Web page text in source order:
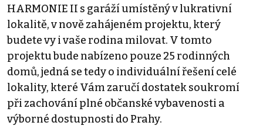
HARMONIE II s garáží umístěný v lukrativní
lokalitě, v nově zahájeném projektu, který
budete vy i vaše rodina milovat. V tomto
projektu bude nabízeno pouze 25 rodinných
domů, jedná se tedy o individuální řešení celé
lokality, které Vám zaručí dostatek soukromí
při zachování plné občanské vybavenosti a
výborné dostupnosti do Prahy.